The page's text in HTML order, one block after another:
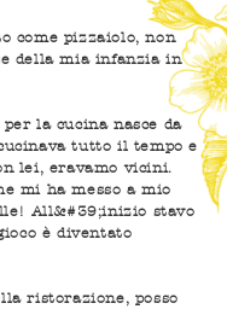
come pizzaiolo, non
della mia infanzia in
la cucina nasce da
tutto il tempo e
lei, eravamo vicini.
mi ha messo a mio
All&#39;inizio stavo
è diventato
ristorazione, posso